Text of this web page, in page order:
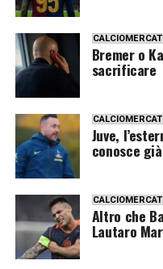
Bremer o
sacrificare
Juve,
conosce
Altro che
Lautaro